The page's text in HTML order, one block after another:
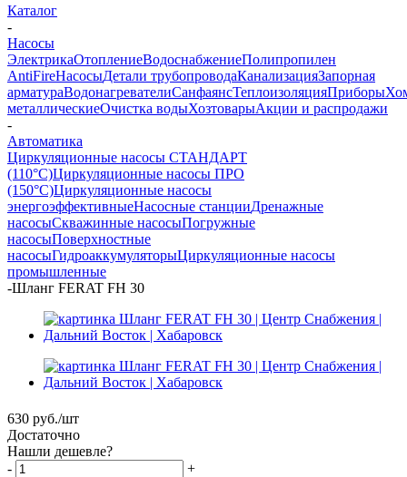
Каталог
-
Насосы
ЭлектрикаОтоплениеВодоснабжениеПолипропилен
AntiFireНасосыДетали трубопроводаКанализацияЗапорная
арматураВодонагревателиСанфаянсТеплоизоляцияПриборы
металлическиеОчистка водыХозтоварыАкции и распродажи
-
Автоматика
Циркуляционные насосы СТАНДАРТ
(110°C)Циркуляционные насосы ПРО
(150°C)Циркуляционные насосы
энергоэффективныеНасосные станцииДренажные
насосыСкважинные насосыПогружные
насосыПоверхностные
насосыГидроаккумуляторыЦиркуляционные насосы
промышленные
-Шланг FERAT FH 30
630 руб./шт
Достаточно
Нашли дешевле?
-
+